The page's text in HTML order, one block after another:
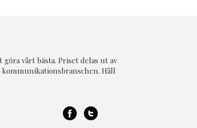
vårt bästa. Priset delas ut av
Håll